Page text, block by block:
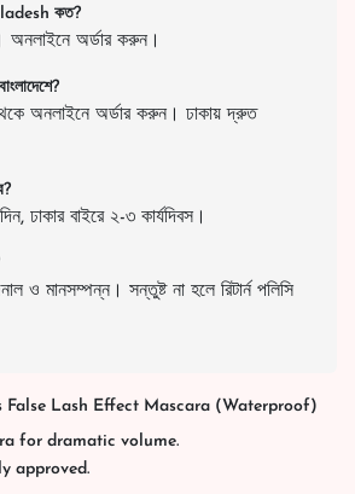
কত?
অনলাইনে অর্ডার করুন।
অনলাইনে অর্ডার করুন। ঢাকায় দ্রুত
ঢাকার বাইরে ২-৩ কার্যদিবস।
ও মানসম্পন্ন। সন্তুষ্ট না হলে রিটার্ন পলিসি
False Lash Effect Mascara (Waterproof)
for dramatic volume.
approved.